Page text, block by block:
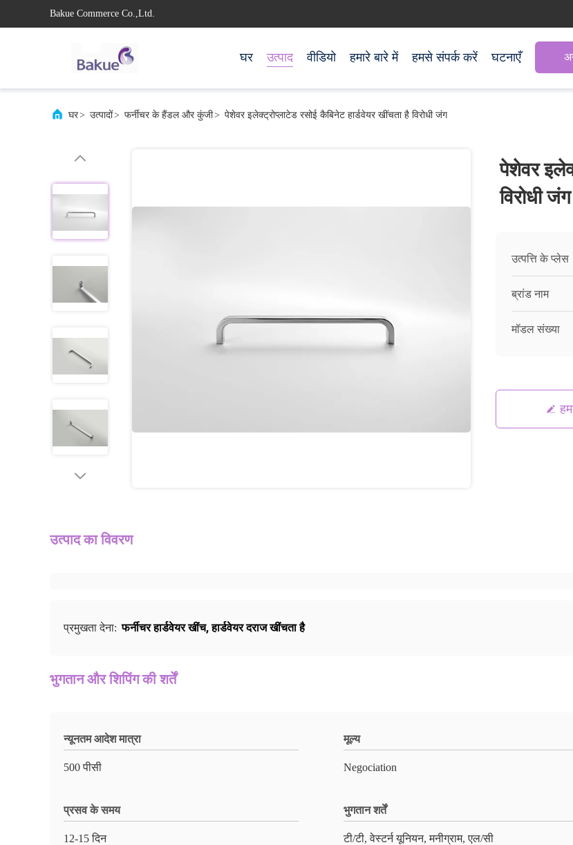
Bakue Commerce Co.,Ltd.
घर उत्पाद वीडियो हमारे बारे में हमसे संपर्क करें घटनाएँ
घर> उत्पादों> फर्नीचर के हैंडल और कुंजी> पेशेवर इलेक्ट्रोप्लाटेड रसोई कैबिनेट हार्डवेयर खींचता है विरोधी जंग
पेशेवर
विरोधी जंग
उत्पत्ति के प्लेस
ब्रांड नाम
मॉडल संख्या
उत्पाद का विवरण
प्रमुखता देना: फर्नीचर हार्डवेयर खींच,हार्डवेयर दराज खींचता है
भुगतान और शिपिंग की शर्तें
न्यूनतम आदेश मात्रा
500 पीसी
मूल्य
Negociation
प्रसव के समय
12-15 दिन
भुगतान शर्तें
टी/टी, वेस्टर्न यूनियन, मनीग्राम, एल/सी